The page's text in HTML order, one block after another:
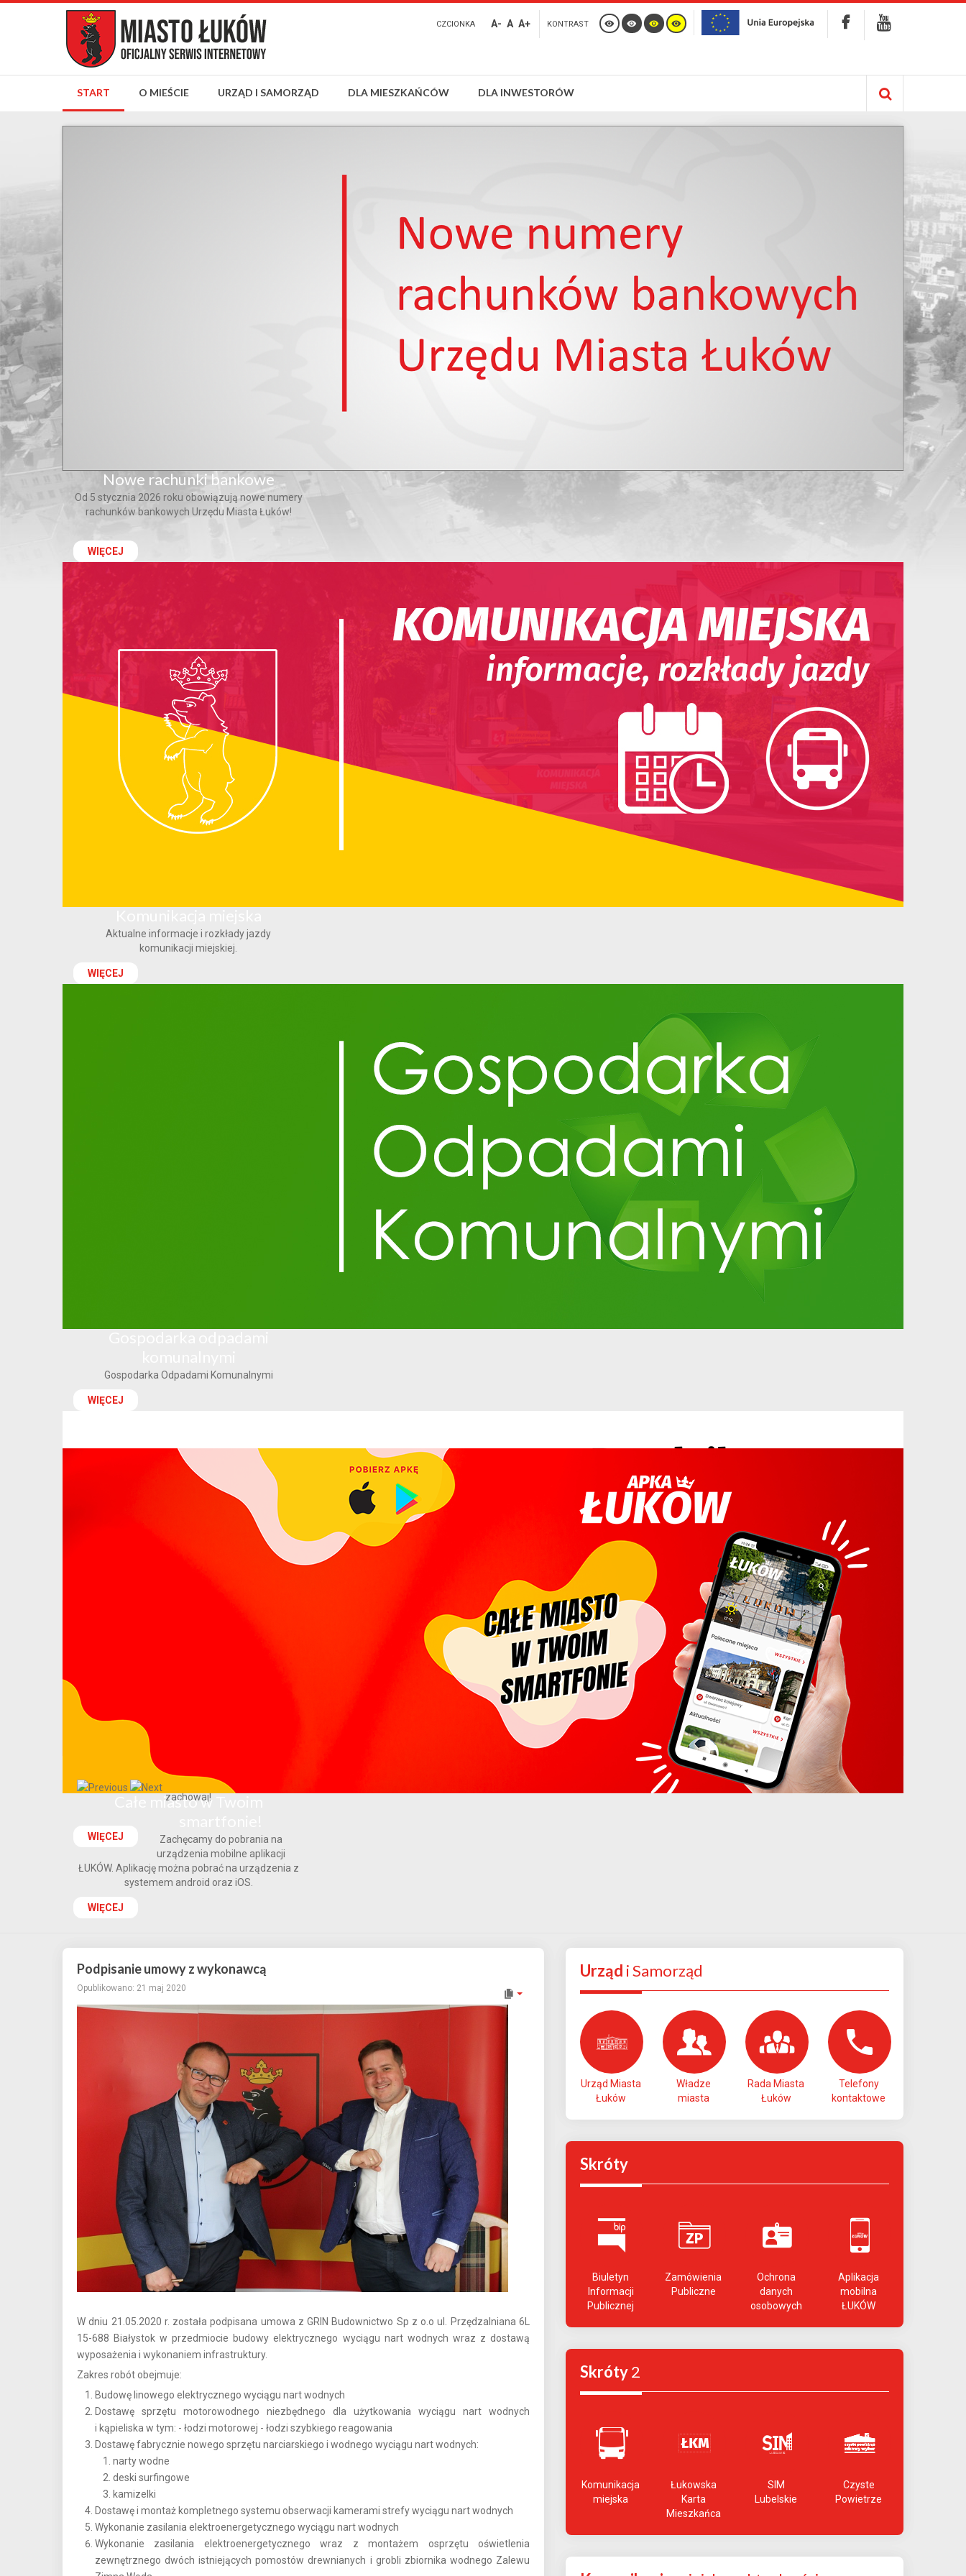
CZCIONKA A- A A+ KONTRAST
START O MIEŚCIE URZĄD I SAMORZĄD DLA MIESZKAŃCÓW DLA INWESTORÓW
Nowe rachunki bankowe
Od 5 stycznia 2026 roku obowiązują nowe numery
rachunków bankowych Urzędu Miasta Łuków!
WIĘCEJ
Aktualne informacje i rozkłady jazdy
komunikacji miejskiej.
WIĘCEJ
Gospodarka Odpadami Komunalnymi
WIĘCEJ
Poradnik bezpieczeństwa
Poradnik bezpieczeństwa - przeczytaj, przećwicz i
zachowaj!
WIĘCEJ
Całe miasto w Twoim
Zachęcamy do pobrania na
urządzenia mobilne aplikacji
ŁUKÓW. Aplikację można pobrać na urządzenia z
systemem android oraz iOS.
WIĘCEJ
Pn Wt Śr Cz Pt So
6
11
19 20 21
24
25 26 27 28
Podpisanie umowy z wykonawcą
Opublikowano: 21 maj 2020
W dniu 21.05.2020 r. została podpisana umowa z GRIN Budownictwo Sp z o.o ul. Przędzalniana 6L
15-688 Białystok w przedmiocie budowy elektrycznego wyciągu nart wodnych wraz z dostawą
wyposażenia i wykonaniem infrastruktury.
Zakres robót obejmuje:
Budowę linowego elektrycznego wyciągu nart wodnych
Dostawę sprzętu motorowodnego niezbędnego dla użytkowania wyciągu nart wodnych
i kąpieliska w tym: - łodzi motorowej - łodzi szybkiego reagowania
Dostawę fabrycznie nowego sprzętu narciarskiego i wodnego wyciągu nart wodnych:
narty wodne
deski surfingowe
kamizelki
Dostawę i montaż kompletnego systemu obserwacji kamerami strefy wyciągu nart wodnych
Wykonanie zasilania elektroenergetycznego wyciągu nart wodnych
Wykonanie zasilania elektroenergetycznego wraz z montażem osprzętu oświetlenia
zewnętrznego dwóch istniejących pomostów drewnianych i grobli zbiornika wodnego Zalewu
Urząd i Samorząd
Urząd Miasta
Łuków
Władze
miasta
Rada Miasta
Łuków
Telefony
kontaktowe
Skróty
Biuletyn
Informacji
Publicznej
Zamówienia
Publiczne
Ochrona
danych
osobowych
Aplikacja
mobilna
ŁUKÓW
Skróty2
Komunikacja
miejska
Łukowska
Karta
Mieszkańca
SIM
Lubelskie
Czyste
Powietrze